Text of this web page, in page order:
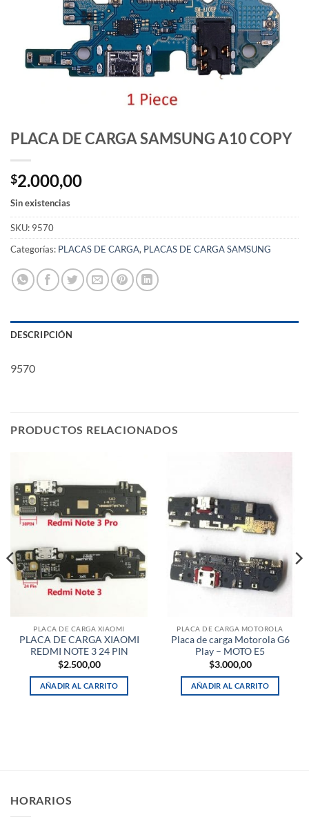
PLACA DE CARGA SAMSUNG A10 COPY
$2.000,00
Sin existencias
SKU: 9570
Categorías: PLACAS DE CARGA, PLACAS DE CARGA SAMSUNG
DESCRIPCIÓN
9570
PRODUCTOS RELACIONADOS
PLACA DE CARGA XIAOMI
PLACA DE CARGA XIAOMI
REDMI NOTE 3 24 PIN
$2.500,00
AÑADIR AL CARRITO
PLACA DE CARGA MOTOROLA
Placa de carga Motorola G6
Play – MOTO E5
$3.000,00
AÑADIR AL CARRITO
HORARIOS